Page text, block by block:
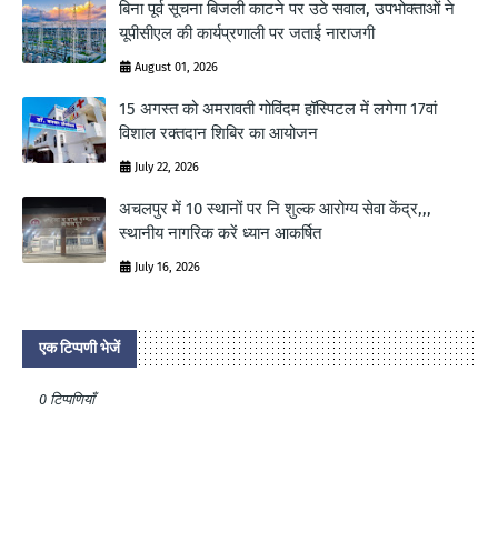
बिना पूर्व सूचना बिजली काटने पर उठे सवाल, उपभोक्ताओं ने
यूपीसीएल की कार्यप्रणाली पर जताई नाराजगी
August 01, 2026
15 अगस्त को अमरावती गोविंदम हॉस्पिटल में लगेगा 17वां
विशाल रक्तदान शिबिर का आयोजन
July 22, 2026
अचलपुर में 10 स्थानों पर नि शुल्क आरोग्य सेवा केंद्र,,,
स्थानीय नागरिक करें ध्यान आकर्षित
July 16, 2026
एक टिप्पणी भेजें
0 टिप्पणियाँ